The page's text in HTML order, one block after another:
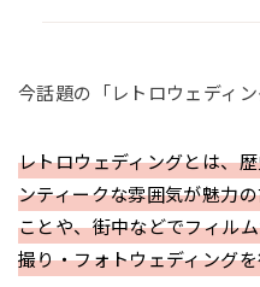
今話題の「レトロウェディ
レトロウェディングとは、
ンティークな雰囲気が魅力
ことや、街中などでフィル
撮り・フォトウェディング